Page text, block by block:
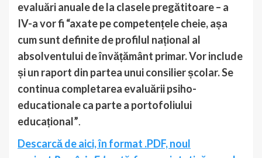
evaluări anuale de la clasele pregătitoare – a
IV-a vor fi “axate pe competențele cheie, așa
cum sunt definite de profilul național al
absolventului de învățământ primar. Vor include
și un raport din partea unui consilier școlar. Se
continua completarea evaluării psiho-
educationale ca parte a portofoliului
educațional”.
Descarcă de aici, în format .PDF, noul